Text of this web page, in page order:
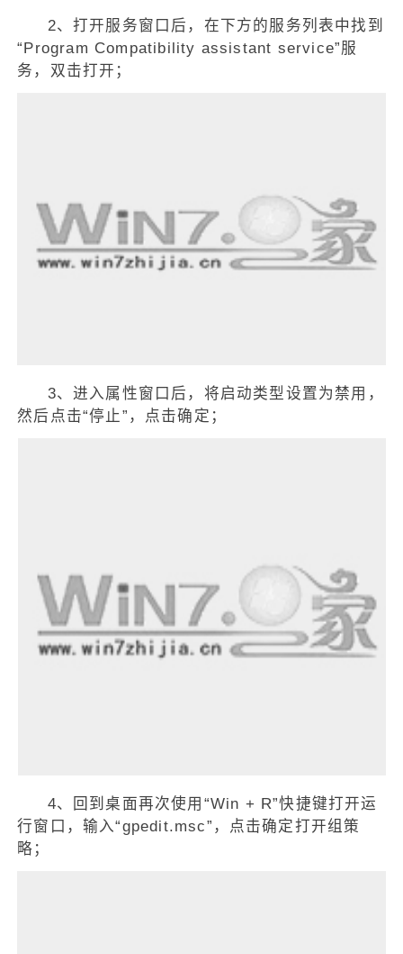
2、打开服务窗口后，在下方的服务列表中找到
“Program Compatibility assistant service”服
务，双击打开；
3、进入属性窗口后，将启动类型设置为禁用，
然后点击“停止”，点击确定；
4、回到桌面再次使用“Win + R”快捷键打开运
行窗口，输入“gpedit.msc”，点击确定打开组策
略；